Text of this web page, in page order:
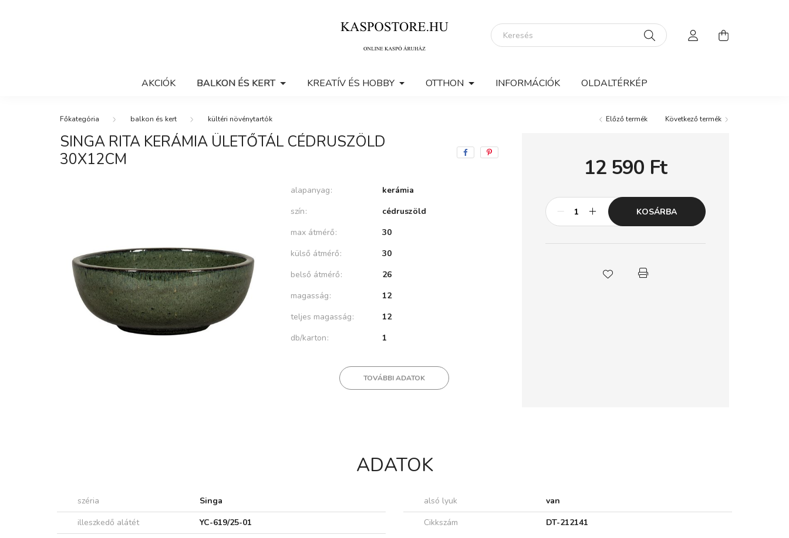
AKCIÓK BALKON ÉS KERT KREATÍV ÉS HOBBY OTTHON INFORMÁCIÓK OLDALTÉRKÉP
balkon és kert kültéri növénytartók Előző termék Következő termék
SINGA RITA KERÁMIA ÜLETŐTÁL CÉDRUSZÖLD
30X12CM
alapanyag
kerámia
szín
cédruszöld
max átmérő
30
külső átmérő
30
belső átmérő
26
magasság
12
teljes magasság
12
db/karton
1
TOVÁBBI ADATOK
12 590 Ft
KOSÁRBA
ADATOK
széria Singa alsó lyuk
van
illeszkedő alátét
YC-619/25-01 Cikkszám
DT-212141